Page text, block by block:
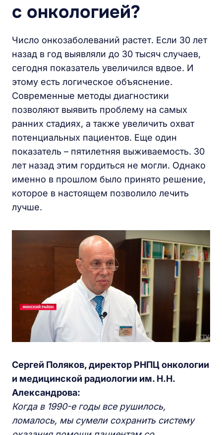
с онкологией?
Число онкозаболеваний растет. Если 30 лет
назад в год выявляли до 30 тысяч случаев,
сегодня показатель увеличился вдвое. И
этому есть логическое объяснение.
Современные методы диагностики
позволяют выявить проблему на самых
ранних стадиях, а также увеличить охват
потенциальных пациентов. Еще один
показатель – пятилетняя выживаемость. 30
лет назад этим гордиться не могли. Однако
именно в прошлом было принято решение,
которое в настоящем позволило лечить
лучше.
Сергей Поляков, директор РНПЦ онкологии
и медицинской радиологии им. Н.Н.
Александрова:
Когда в 1990-е годы все рушилось,
ломалось, мы сумели сохранить систему